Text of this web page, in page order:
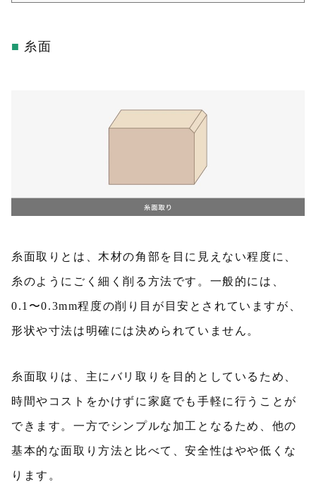
糸面
糸面取りとは、木材の角部を目に見えない程度に、
糸のようにごく細く削る方法です。一般的には、
0.1〜0.3mm程度の削り目が目安とされていますが、
形状や寸法は明確には決められていません。
糸面取りは、主にバリ取りを目的としているため、
時間やコストをかけずに家庭でも手軽に行うことが
できます。一方でシンプルな加工となるため、他の
基本的な面取り方法と比べて、安全性はやや低くな
ります。